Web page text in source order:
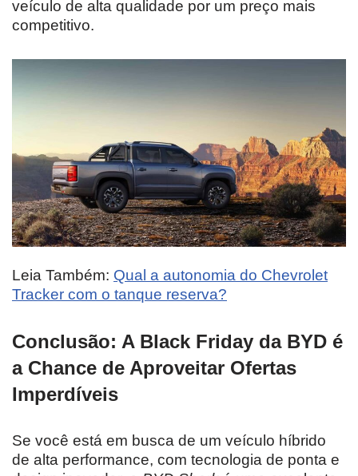
veículo de alta qualidade por um preço mais
competitivo.
Leia Também: Qual a autonomia do Chevrolet
Tracker com o tanque reserva?
Conclusão: A Black Friday da BYD é
a Chance de Aproveitar Ofertas
Imperdíveis
Se você está em busca de um veículo híbrido
de alta performance, com tecnologia de ponta e